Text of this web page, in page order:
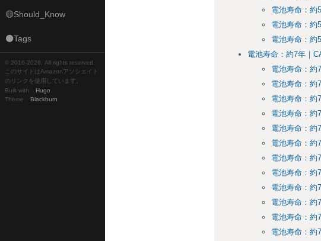
🟡Should_Know
⚫Tags
© 2016-2026. All rights reserved.
このサイトはAmazonアソシエイト
のリンクを使用しています。
Built with
Hugo
Theme
Blackburn
電池寿命：約
電池寿命：約
電池寿命：約
電池寿命：約7年｜
電池寿命：約
電池寿命：約
電池寿命：約
電池寿命：約
電池寿命：約
電池寿命：約
電池寿命：約
電池寿命：約
電池寿命：約
電池寿命：約
電池寿命：約
電池寿命：約